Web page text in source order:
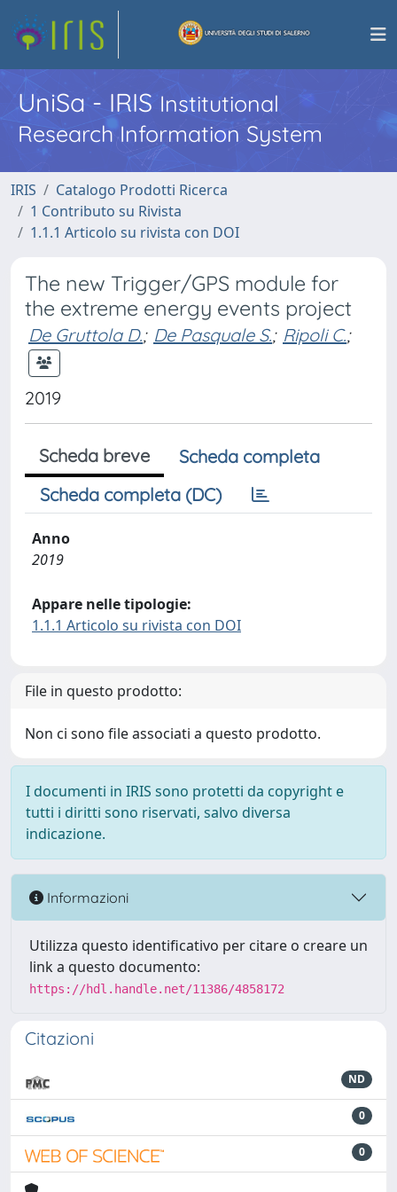
UniSa - IRISInstitutional
Research Information System
IRIS
Catalogo Prodotti Ricerca
1 Contributo su Rivista
1.1.1 Articolo su rivista con DOI
The new Trigger/GPS module for
the extreme energy events project
De Gruttola D.; De Pasquale S.; Ripoli C.;
2019
Scheda breve
Scheda completa
Scheda completa (DC)
Anno
2019
Appare nelle tipologie:
1.1.1 Articolo su rivista con DOI
File in questo prodotto:
Non ci sono file associati a questo prodotto.
I documenti in IRIS sono protetti da copyright e
tutti i diritti sono riservati, salvo diversa
indicazione.
Informazioni
Utilizza questo identificativo per citare o creare un
link a questo documento:
https://hdl.handle.net/11386/4858172
Citazioni
ND
0
0